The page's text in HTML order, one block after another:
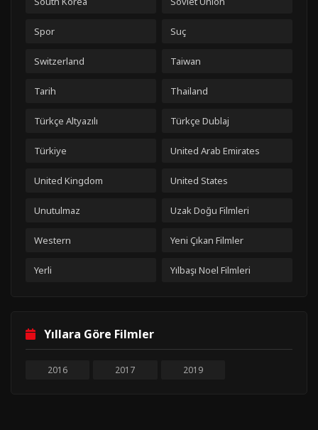
Spor Suç
Switzerland Taiwan
Tarih Thailand
Türkçe Altyazılı Türkçe Dublaj
Türkiye United Arab Emirates
United Kingdom United States
Unutulmaz Uzak Doğu Filmleri
Western Yeni Çıkan Filmler
Yerli Yılbaşı Noel Filmleri
Yıllara Göre Filmler
2016 2017 2019